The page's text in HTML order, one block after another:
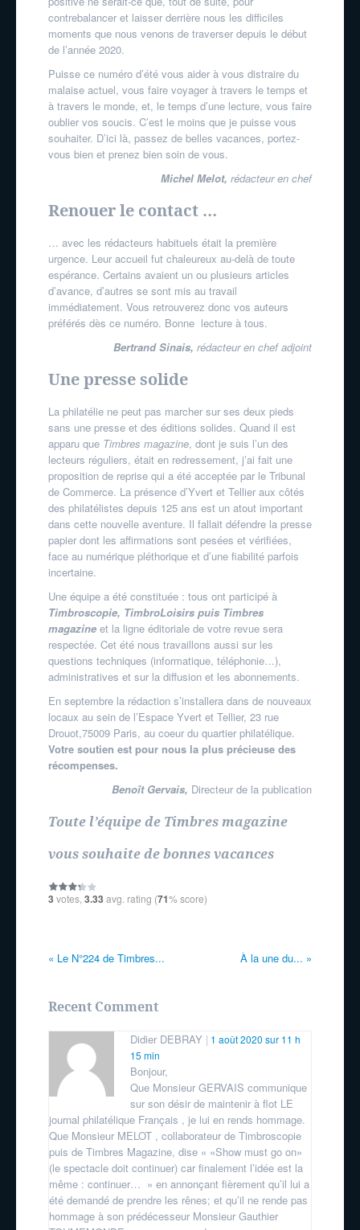
contrebalancer et laisser derrière nous les difficiles
moments que nous venons de traverser depuis le début
de l’année 2020.
Puisse ce numéro d’été vous aider à vous distraire du
malaise actuel, vous faire voyager à travers le temps et
à travers le monde, et, le temps d’une lecture, vous faire
oublier vos soucis. C’est le moins que je puisse vous
souhaiter. D’ici là, passez de belles vacances, portez-
vous bien et prenez bien soin de vous.
Michel Melot, rédacteur en chef
Renouer le contact …
… avec les rédacteurs habituels était la première
urgence. Leur accueil fut chaleureux au-delà de toute
espérance. Certains avaient un ou plusieurs articles
d’avance, d’autres se sont mis au travail
immédiatement. Vous retrouverez donc vos auteurs
préférés dès ce numéro. Bonne lecture à tous.
Bertrand Sinais, rédacteur en chef adjoint
Une presse solide
La philatélie ne peut pas marcher sur ses deux pieds
sans une presse et des éditions solides. Quand il est
apparu que Timbres magazine, dont je suis l’un des
lecteurs réguliers, était en redressement, j’ai fait une
proposition de reprise qui a été acceptée par le Tribunal
de Commerce. La présence d’Yvert et Tellier aux côtés
des philatélistes depuis 125 ans est un atout important
dans cette nouvelle aventure. Il fallait défendre la presse
papier dont les affirmations sont pesées et vérifiées,
face au numérique pléthorique et d’une fiabilité parfois
incertaine.
Une équipe a été constituée : tous ont participé à
Timbroscopie, TimbroLoisirs puis Timbres
magazine et la ligne éditoriale de votre revue sera
respectée. Cet été nous travaillons aussi sur les
questions techniques (informatique, téléphonie…),
administratives et sur la diffusion et les abonnements.
En septembre la rédaction s’installera dans de nouveaux
locaux au sein de l’Espace Yvert et Tellier, 23 rue
Drouot,75009 Paris, au coeur du quartier philatélique.
Votre soutien est pour nous la plus précieuse des
récompenses.
Benoît Gervais, Directeur de la publication
Toute l’équipe de Timbres magazine
vous souhaite de bonnes vacances
3 votes, 3.33 avg. rating (71% score)
« Le N°224 de Timbres... À la une du... »
Recent Comment
Didier DEBRAY
1 août 2020 sur 11 h
15 min
Bonjour,
Que Monsieur GERVAIS communique
sur son désir de maintenir à flot LE
journal philatélique Français , je lui en rends hommage.
Que Monsieur MELOT , collaborateur de Timbroscopie
puis de Timbres Magazine, dise « «Show must go on»
(le spectacle doit continuer) car finalement l’idée est la
même : continuer… » en annonçant fièrement qu’il lui a
été demandé de prendre les rênes; et qu’il ne rende pas
hommage à son prédécesseur Monsieur Gauthier